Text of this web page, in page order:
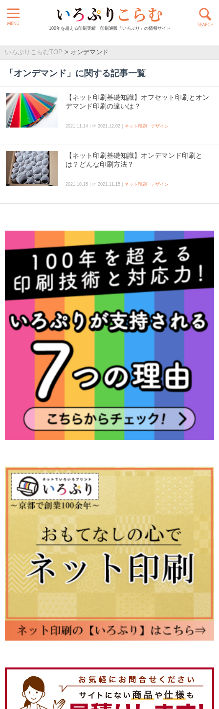
100年を超える印刷実績！印刷通販「いろぷり」の情報サイト
いろぷりこらむTOP > オンデマンド
「 オンデマンド 」に関する記事一覧
【ネット印刷基礎知識】オフセット印刷とオン
デマンド印刷の違いは？
2021.11.14｜⟳ 2021.12.02｜ ネット印刷・デザイン
【ネット印刷基礎知識】オンデマンド印刷と
は？どんな印刷方法？
2021.10.15｜⟳ 2021.11.15｜ ネット印刷・デザイン